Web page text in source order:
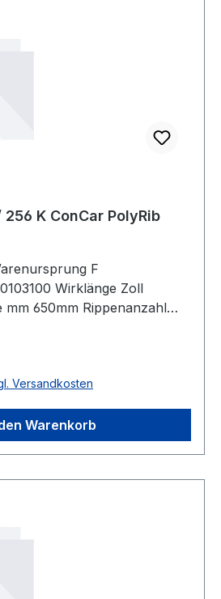
K ConCar PolyRib
F
Wirklänge Zoll
mm 650mm Rippenanzahl
Polyester
Höhe 4,9mm
Versandkosten
Warenkorb